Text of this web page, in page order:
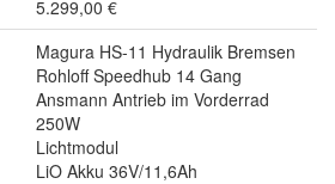
5.299,00 €
Magura HS-11 Hydraulik Bremsen
Rohloff Speedhub 14 Gang
Ansmann Antrieb im Vorderrad
250W
Lichtmodul
LiO Akku 36V/11,6Ah